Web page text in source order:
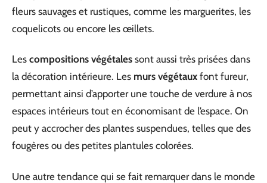
fleurs sauvages et rustiques, comme les marguerites, les
coquelicots ou encore les œillets.
Les compositions végétales sont aussi très prisées dans
la décoration intérieure. Les murs végétaux font fureur,
permettant ainsi d’apporter une touche de verdure à nos
espaces intérieurs tout en économisant de l’espace. On
peut y accrocher des plantes suspendues, telles que des
fougères ou des petites plantules colorées.
Une autre tendance qui se fait remarquer dans le monde